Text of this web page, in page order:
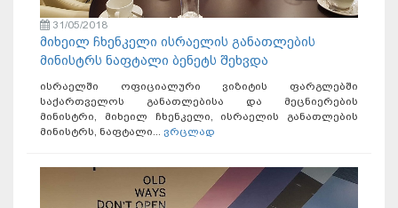
31/05/2018
მიხეილ ჩხენკელი ისრაელის განათლების
მინისტრს ნაფტალი ბენეტს შეხვდა
ისრაელში ოფიციალური ვიზიტის ფარგლებში
საქართველოს განათლებისა და მეცნიერების
მინისტრი, მიხეილ ჩხენკელი, ისრაელის განათლების
მინისტრს, ნაფტალი... ვრცლად